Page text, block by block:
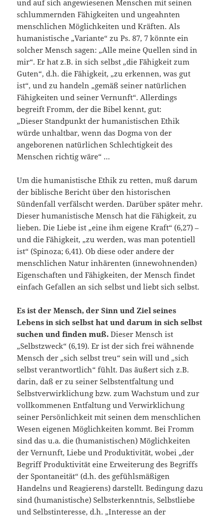
und auf sich angewiesenen Menschen mit seinen
schlummernden Fähigkeiten und ungeahnten
menschlichen Möglichkeiten und Kräften. Als
humanistische „Variante“ zu Ps. 87, 7 könnte ein
solcher Mensch sagen: „Alle meine Quellen sind in
mir“. Er hat z.B. in sich selbst „die Fähigkeit zum
Guten“, d.h. die Fähigkeit, „zu erkennen, was gut
ist“, und zu handeln „gemäß seiner natürlichen
Fähigkeiten und seiner Vernunft“. Allerdings
begreift Fromm, der die Bibel kennt, gut:
„Dieser Standpunkt der humanistischen Ethik
würde unhaltbar, wenn das Dogma von der
angeborenen natürlichen Schlechtigkeit des
Menschen richtig wäre“ …
Um die humanistische Ethik zu retten, muß darum
der biblische Bericht über den historischen
Sündenfall verfälscht werden. Darüber später mehr.
Dieser humanistische Mensch hat die Fähigkeit, zu
lieben. Die Liebe ist „eine ihm eigene Kraft“ (6,27) –
und die Fähigkeit, „zu werden, was man potentiell
ist“ (Spinoza; 6,41). Ob diese oder andere der
menschlichen Natur inhärenten (innewohnenden)
Eigenschaften und Fähigkeiten, der Mensch findet
einfach Gefallen an sich selbst und liebt sich selbst.
Es ist der Mensch, der Sinn und Ziel seines
Lebens in sich selbst hat und darum in sich selbst
suchen und finden muß. Dieser Mensch ist
„Selbstzweck“ (6,19). Er ist der sich frei wähnende
Mensch der „sich selbst treu“ sein will und „sich
selbst verantwortlich“ fühlt. Das äußert sich z.B.
darin, daß er zu seiner Selbstentfaltung und
Selbstverwirklichung bzw. zum Wachstum und zur
vollkommenen Entfaltung und Verwirklichung
seiner Persönlichkeit mit seinen dem menschlichen
Wesen eigenen Möglichkeiten kommt. Bei Fromm
sind das u.a. die (humanistischen) Möglichkeiten
der Vernunft, Liebe und Produktivität, wobei „der
Begriff Produktivität eine Erweiterung des Begriffs
der Spontaneität“ (d.h. des gefühlsmäßigen
Handelns und Reagierens) darstellt. Bedingung dazu
sind (humanistische) Selbsterkenntnis, Selbstliebe
und Selbstinteresse, d.h. „Interesse an der